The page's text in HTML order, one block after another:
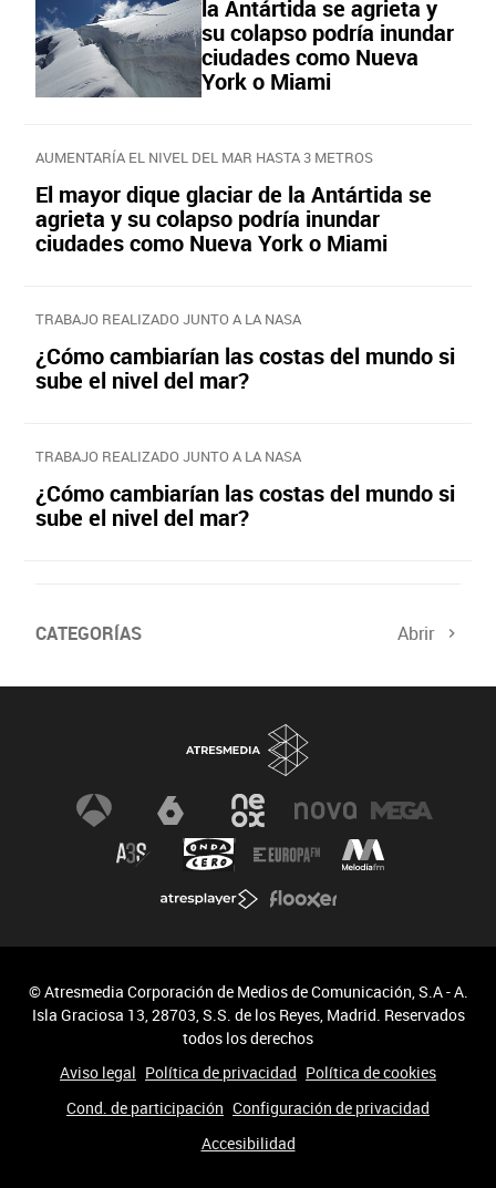
la Antártida se agrieta y
su colapso podría inundar
ciudades como Nueva
York o Miami
AUMENTARÍA EL NIVEL DEL MAR HASTA 3 METROS
El mayor dique glaciar de la Antártida se
agrieta y su colapso podría inundar
ciudades como Nueva York o Miami
TRABAJO REALIZADO JUNTO A LA NASA
¿Cómo cambiarían las costas del mundo si
sube el nivel del mar?
TRABAJO REALIZADO JUNTO A LA NASA
¿Cómo cambiarían las costas del mundo si
sube el nivel del mar?
CATEGORÍAS Abrir
© Atresmedia Corporación de Medios de Comunicación, S.A - A.
Isla Graciosa 13, 28703, S.S. de los Reyes, Madrid. Reservados
todos los derechos
Aviso legal Política de privacidad Política de cookies
Cond. de participación Configuración de privacidad
Accesibilidad